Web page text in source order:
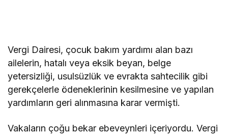
Vergi Dairesi, çocuk bakım yardımı alan bazı
ailelerin, hatalı veya eksik beyan, belge
yetersizliği, usulsüzlük ve evrakta sahtecilik gibi
gerekçelerle ödeneklerinin kesilmesine ve yapılan
yardımların geri alınmasına karar vermişti.
Vakaların çoğu bekar ebeveynleri içeriyordu. Vergi